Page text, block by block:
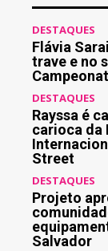
DESTAQUES
Flávia
trave e no
DESTAQUES
Rayssa é
carioca da
Street
DESTAQUES
Projeto
Salvador